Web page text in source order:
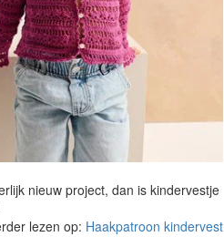
nieuw project, dan is kindervestje
lezen op: Haakpatroon kindervest